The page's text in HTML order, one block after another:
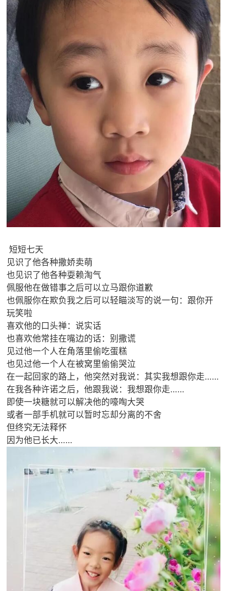
短短七天
见识了他各种撒娇卖萌
也见识了他各种耍赖淘气
佩服他在做错事之后可以立马跟你道歉
也佩服你在欺负我之后可以轻瞄淡写的说一句：跟你开
玩笑啦
喜欢他的口头禅：说实话
也喜欢他常挂在嘴边的话：别撒谎
见过他一个人在角落里偷吃蛋糕
也见过他一个人在被窝里偷偷哭泣
在一起回家的路上，他突然对我说：其实我想跟你走……
在我各种许诺之后，他跟我说：我想跟你走……
即使一块糖就可以解决他的嚎啕大哭
或者一部手机就可以暂时忘却分离的不舍
但终究无法释怀
因为他已长大……